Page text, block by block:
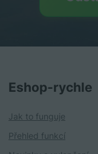
Eshop‑rychle
Jak to funguje
Přehled funkcí